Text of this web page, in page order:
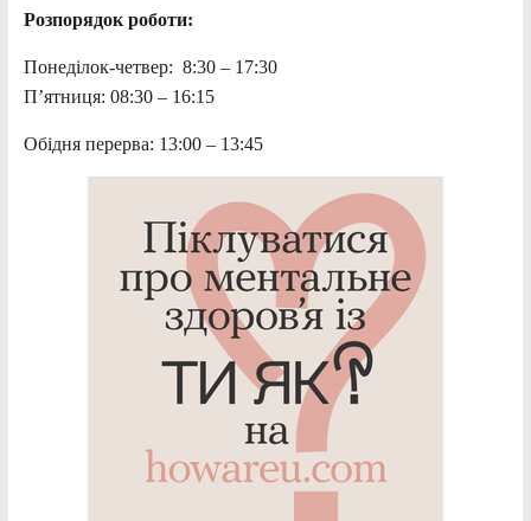
Розпорядок роботи:
Понеділок-четвер: 8:30 – 17:30
П’ятниця: 08:30 – 16:15
Обідня перерва: 13:00 – 13:45